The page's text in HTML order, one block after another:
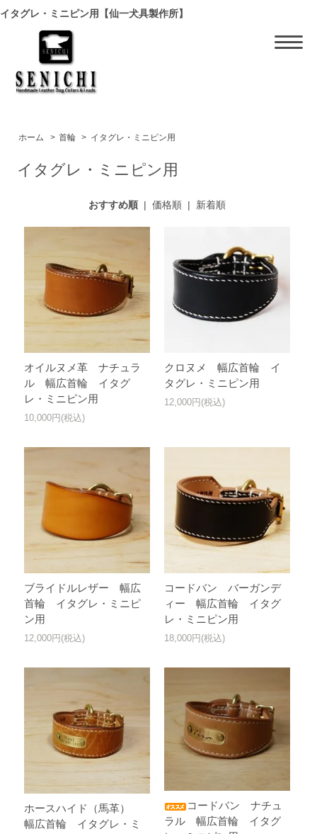
イタグレ・ミニピン用【仙一犬具製作所】
ホーム > 首輪 > イタグレ・ミニピン用
イタグレ・ミニピン用
おすすめ順| 価格順| 新着順
オイルヌメ革 ナチュラ
ル 幅広首輪 イタグ
レ・ミニピン用
10,000円(税込)
クロヌメ 幅広首輪 イ
タグレ・ミニピン用
12,000円(税込)
ブライドルレザー 幅広
首輪 イタグレ・ミニピ
ン用
12,000円(税込)
コードバン バーガンデ
ィー 幅広首輪 イタグ
レ・ミニピン用
18,000円(税込)
ホースハイド（馬革）
幅広首輪 イタグレ・ミ
コードバン ナチュ
ラル 幅広首輪 イタグ